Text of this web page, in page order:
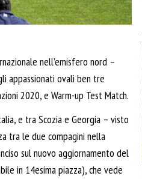
nell’emisfero nord –
appassionati ovali ben tre
2020, e Warm-up Test Match.
e tra Scozia e Georgia – visto
tra le due compagini nella
sul nuovo aggiornamento del
in 14esima piazza), che vede